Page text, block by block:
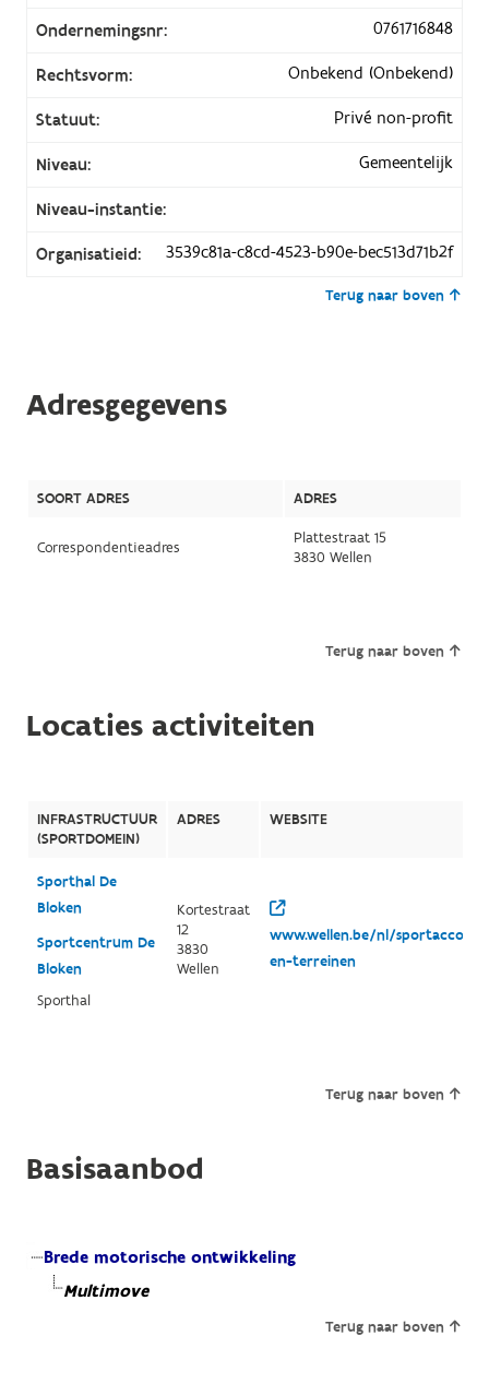
Ondernemingsnr: 0761716848
Rechtsvorm: Onbekend (Onbekend)
Statuut: Privé non-profit
Niveau: Gemeentelijk
Niveau-instantie:
Organisatieid: 3539c81a-c8cd-4523-b90e-bec513d71b2f
Terug naar boven
Adresgegevens
SOORT ADRES ADRES
Correspondentieadres
Plattestraat 15
3830 Wellen
Terug naar boven
Locaties activiteiten
INFRASTRUCTUUR
(SPORTDOMEIN)
ADRES WEBSITE
Sporthal De
Bloken
Sportcentrum De
Bloken
Sporthal
Kortestraat
12
3830
Wellen
www.wellen.be/nl/
en-terreinen
Terug naar boven
Basisaanbod
Brede motorische ontwikkeling
Multimove
Terug naar boven